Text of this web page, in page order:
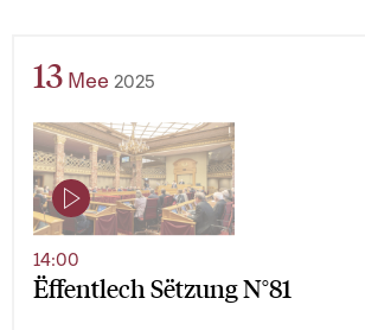
13 Mee 2025
Ëffentlech Sëtzung N°81
14:00